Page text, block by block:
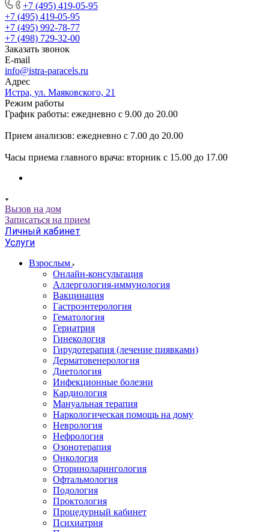
+7 (495) 419-05-95
+7 (495) 419-05-95
+7 (495) 992-78-77
+7 (498) 729-32-00
Заказать звонок
E-mail
info@istra-paracels.ru
Адрес
Истра, ул. Маяковского, 21
Режим работы
График работы: ежедневно с 9.00 до 20.00
Прием анализов: ежедневно с 7.00 до 20.00
Часы приема главного врача: вторник с 15.00 до 17.00
Вызов на дом
Записаться на прием
Личный кабинет
Услуги
Взрослым
Онлайн-консультация
Аллергология-иммунология
Вакцинация
Гастроэнтерология
Гематология
Гериатрия
Гинекология
Гирудотерапия (лечение пиявками)
Дерматовенерология
Диетология
Инфекционные болезни
Кардиология
Мануальная терапия
Наркологическая помощь на дому
Неврология
Нефрология
Озонотерапия
Онкология
Оториноларингология
Офтальмология
Подология
Проктология
Процедурный кабинет
Психиатрия